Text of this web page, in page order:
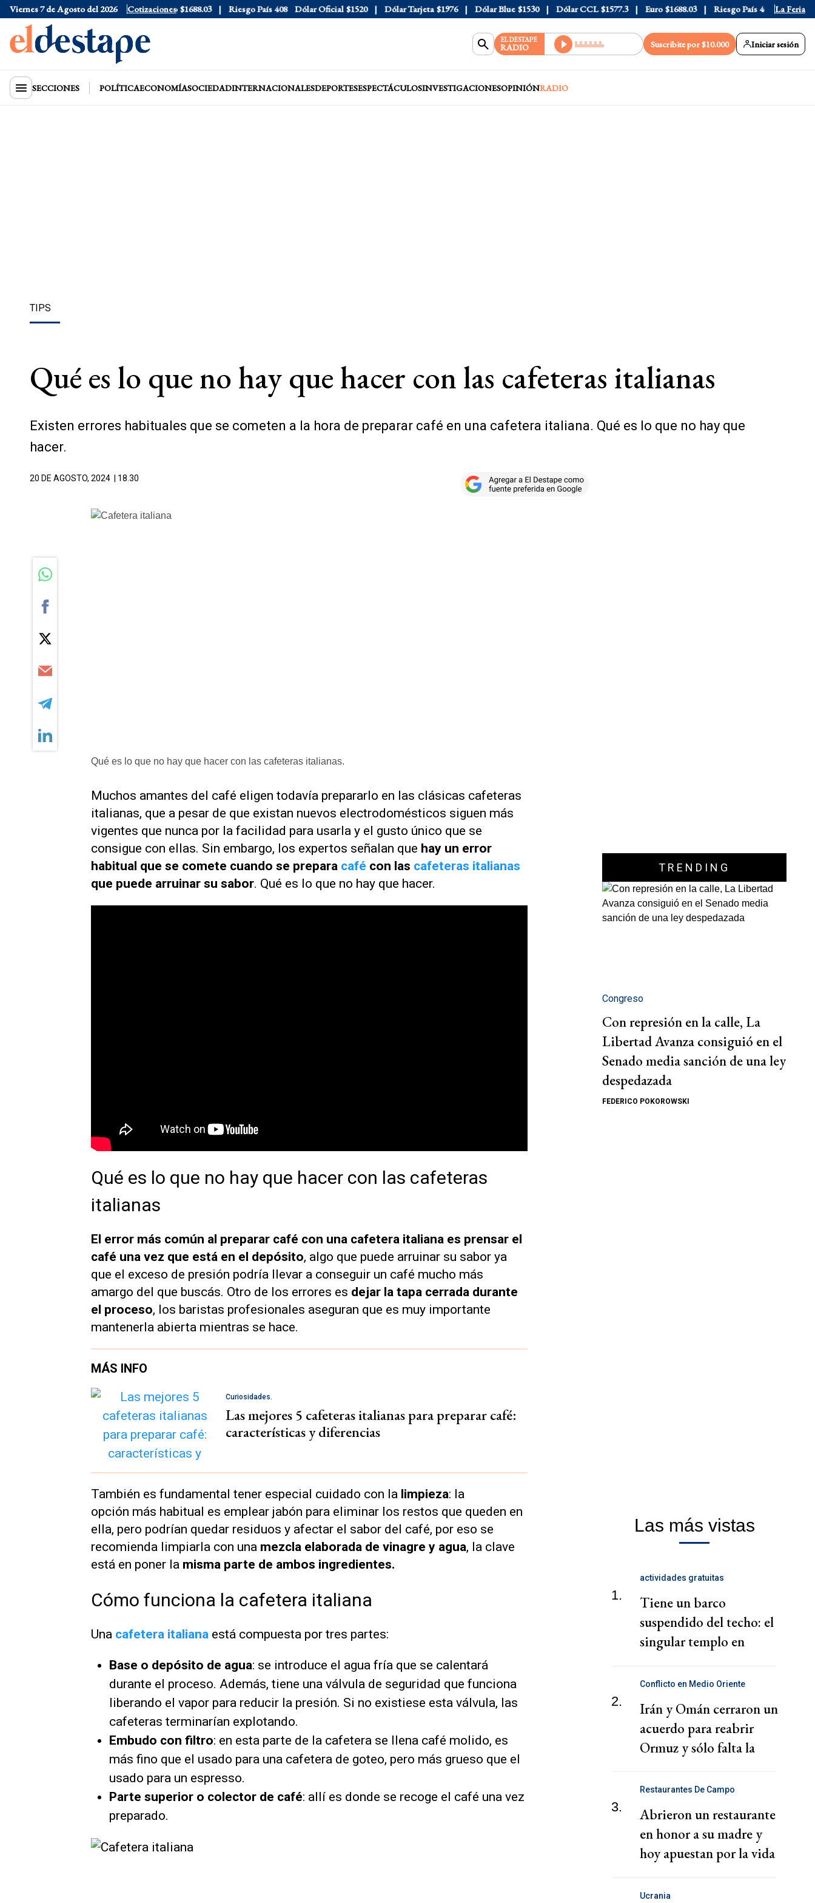
Viernes 7 de Agosto del 2026 Cotizaciones
$1530 Dólar CCL $1577.3 Euro $1688.03 Riesgo País 408 Dólar Oficial $1520 Dólar Tarjeta $1976 Dólar Blue $1530 Dólar CCL $1577.3 Euro $1688.03 Riesgo País 408 La Feria
EL DESTAPE
RADIO Suscribite por $10.000 Iniciar sesión
SECCIONES POLÍTICAECONOMÍASOCIEDADINTERNACIONALESDEPORTESESPECTÁCULOSINVESTIGACIONESOPINIÓNRADIO
TIPS
Qué es lo que no hay que hacer con las cafeteras italianas
Existen errores habituales que se cometen a la hora de preparar café en una cafetera italiana. Qué es lo que no hay que
hacer.
20 DE AGOSTO, 2024 | 18.30
Qué es lo que no hay que hacer con las cafeteras italianas.
Muchos amantes del café eligen todavía prepararlo en las clásicas cafeteras
italianas, que a pesar de que existan nuevos electrodomésticos siguen más
vigentes que nunca por la facilidad para usarla y el gusto único que se
consigue con ellas. Sin embargo, los expertos señalan que hay un error
habitual que se comete cuando se prepara café con las cafeteras italianas
que puede arruinar su sabor. Qué es lo que no hay que hacer.
Qué es lo que no hay que hacer con las cafeteras
italianas
El error más común al preparar café con una cafetera italiana es prensar el
café una vez que está en el depósito, algo que puede arruinar su sabor ya
que el exceso de presión podría llevar a conseguir un café mucho más
amargo del que buscás. Otro de los errores es dejar la tapa cerrada durante
el proceso, los baristas profesionales aseguran que es muy importante
mantenerla abierta mientras se hace.
MÁS INFO
Curiosidades.
Las mejores 5 cafeteras italianas para preparar café:
características y diferencias
También es fundamental tener especial cuidado con la limpieza: la
opción más habitual es emplear jabón para eliminar los restos que queden en
ella, pero podrían quedar residuos y afectar el sabor del café, por eso se
recomienda limpiarla con una mezcla elaborada de vinagre y agua, la clave
está en poner la misma parte de ambos ingredientes.
Cómo funciona la cafetera italiana
Una cafetera italiana está compuesta por tres partes:
Base o depósito de agua: se introduce el agua fría que se calentará
durante el proceso. Además, tiene una válvula de seguridad que funciona
liberando el vapor para reducir la presión. Si no existiese esta válvula, las
cafeteras terminarían explotando.
Embudo con filtro: en esta parte de la cafetera se llena café molido, es
más fino que el usado para una cafetera de goteo, pero más grueso que el
usado para un espresso.
Parte superior o colector de café: allí es donde se recoge el café una vez
preparado.
TRENDING
Congreso
Con represión en la calle, La
Libertad Avanza consiguió en el
Senado media sanción de una ley
despedazada
FEDERICO POKOROWSKI
Las más vistas
1.
actividades gratuitas
Tiene un barco
suspendido del techo: el
singular templo en
2.
Conflicto en Medio Oriente
Irán y Omán cerraron un
acuerdo para reabrir
Ormuz y sólo falta la
3.
Restaurantes De Campo
Abrieron un restaurante
en honor a su madre y
hoy apuestan por la vida
Ucrania